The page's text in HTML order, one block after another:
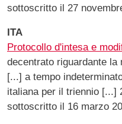
sottoscritto il 27
ITA
Protocollo d'intesa e
decentrato riguardante la
[...] a tempo
italiana per il triennio [...]
sottoscritto il 16 marzo